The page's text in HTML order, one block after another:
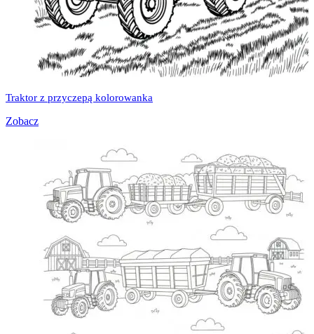
Traktor z przyczepą kolorowanka
Zobacz